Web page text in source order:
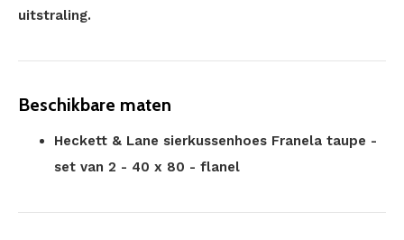
uitstraling.
Beschikbare maten
Heckett & Lane sierkussenhoes Franela taupe -
set van 2 - 40 x 80 - flanel